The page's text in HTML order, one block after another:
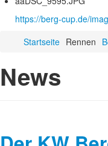
https://berg-cup.de/
Startseite Rennen
News